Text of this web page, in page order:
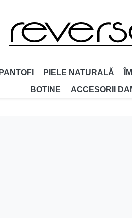
PANTOFI PIELE NATURALĂ
BOTINE
ACCESORII